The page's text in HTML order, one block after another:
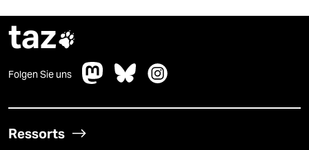
taz
Folgen Sie uns
Ressorts